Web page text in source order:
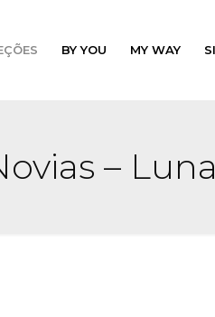
BY YOU MY WAY
–